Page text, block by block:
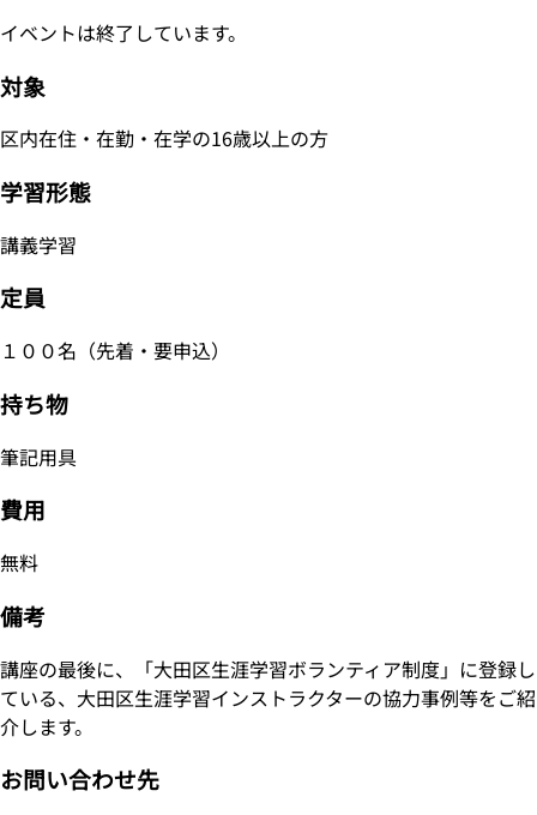
イベントは終了しています。
対象
区内在住・在勤・在学の16歳以上の方
学習形態
講義学習
定員
１００名（先着・要申込）
持ち物
筆記用具
費用
無料
備考
講座の最後に、「大田区生涯学習ボランティア制度」に登録し
ている、大田区生涯学習インストラクターの協力事例等をご紹
介します。
お問い合わせ先